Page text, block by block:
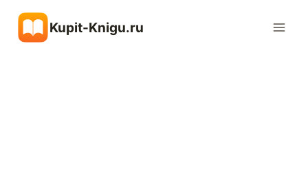
содержимому
Kupit-Knigu.ru